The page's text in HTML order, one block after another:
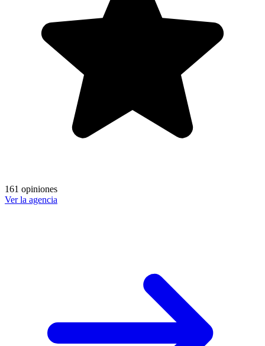
161 opiniones
Ver la agencia